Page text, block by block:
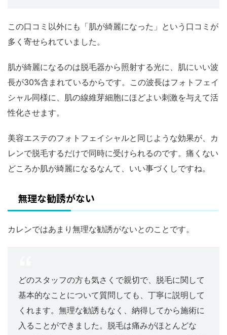
この口コミ以外にも「肌が綺麗になった」という口コミが
多く寄せられていました。
肌が綺麗になるのは脱毛器から照射する光に、肌にいい波
長が30%含まれているからです。この波長はフォトフェイ
シャル同様に、肌の線維芽細胞にほどよい刺激を与えて活
性化させます。
美容エステのフォトフェイシャルと同じような効果が、カ
レンで脱毛するだけで同時に受けられるのです。痛くない
どころか肌が綺麗になるなんて、いい事づくしですね。
無理な勧誘がない
カレンではあまり無理な勧誘がないとのことです。
どのスタッフの方も気さくで親切で、脱毛に関して
基本的なことについて質問しても、丁寧に説明して
くれます。無理な勧誘もなく、納得してから施術に
入ることができました。脱毛は痛みがほとんどな